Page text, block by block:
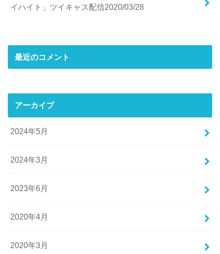
イハイト」ツイキャス配信2020/03/28
最近のコメント
アーカイブ
2024年5月
2024年3月
2023年6月
2020年4月
2020年3月